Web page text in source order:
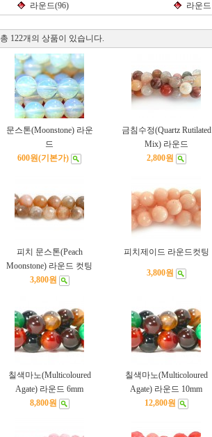
라운드(96)
라운
총 122개의 상품이 있습니다.
문스톤(Moonstone) 라운
드
600원(기본가)
금침수정(Quartz Rutilated
Mix) 라운드
2,800원
피치 문스톤(Peach
Moonstone) 라운드 컷팅
3,800원
피치제이드 라운드컷팅
3,800원
칠색마노(Multicoloured
Agate) 라운드 6mm
8,800원
칠색마노(Multicoloured
Agate) 라운드 10mm
12,800원